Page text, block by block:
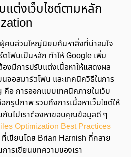
ต่งเว็บไซต์ตามหลัก
นส่วนใหญ่นิยมค้นหาสิ่งที่น่าสนใจ
โฟนเป็นหลัก ทำให้ Google เพิ่ม
งมีการปรับแต่งเนื้อหาให้แสดงผล
จอสมาร์ตโฟน และเทคนิควิธีในการ
อ การออกแบบเทคนิคภายในเว็บ
กรูปภาพ รวมถึงการเนื้อหาเว็บไซต์ให้
นไปเราต้องหาขอบคุณข้อมูลดี ๆ
Optimization Best Practices
ที่เขียนโดย Brian Harnish ที่กลาย
ารเขียนบทความของเรา